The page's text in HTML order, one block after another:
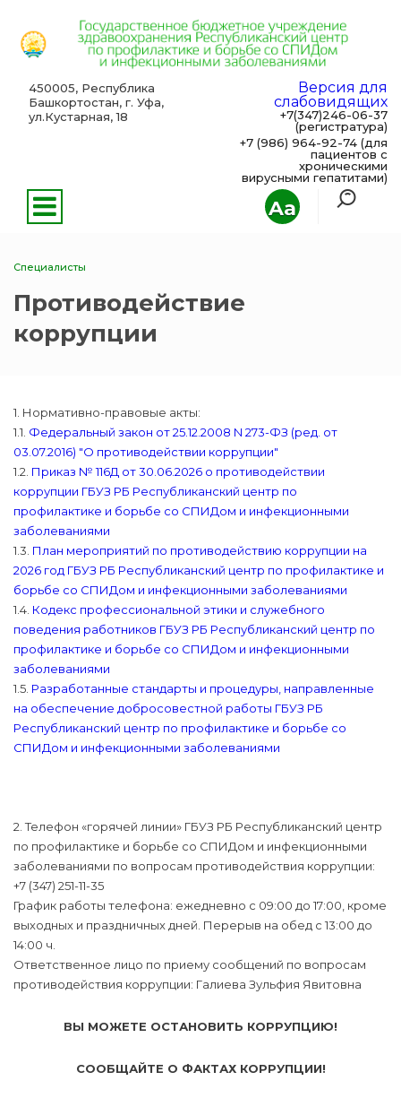
Aa
450005, Республика
Башкортостан, г. Уфа,
ул.Кустарная, 18
Версия для
слабовидящих
+7(347)246-06-37
(регистратура)
+7 (986) 964-92-74 (для
пациентов с
хроническими
вирусными гепатитами)
Специалисты
Противодействие
коррупции
1. Нормативно-правовые акты:
1.1. Федеральный закон от 25.12.2008 N 273-ФЗ (ред. от
03.07.2016) "О противодействии коррупции"
1.2. Приказ № 116Д от 30.06.2026 о противодействии
коррупции ГБУЗ РБ Республиканский центр по
профилактике и борьбе со СПИДом и инфекционными
заболеваниями
1.3. План мероприятий по противодействию коррупции на
2026 год ГБУЗ РБ Республиканский центр по профилактике и
борьбе со СПИДом и инфекционными заболеваниями
1.4. Кодекс профессиональной этики и служебного
поведения работников ГБУЗ РБ Республиканский центр по
профилактике и борьбе со СПИДом и инфекционными
заболеваниями
1.5. Разработанные стандарты и процедуры, направленные
на обеспечение добросовестной работы ГБУЗ РБ
Республиканский центр по профилактике и борьбе со
СПИДом и инфекционными заболеваниями
2. Телефон «горячей линии» ГБУЗ РБ Республиканский центр
по профилактике и борьбе со СПИДом и инфекционными
заболеваниями по вопросам противодействия коррупции:
+7 (347) 251-11-35
График работы телефона: ежедневно с 09:00 до 17:00, кроме
выходных и праздничных дней. Перерыв на обед с 13:00 до
14:00 ч.
Ответственное лицо по приему сообщений по вопросам
противодействия коррупции: Галиева Зульфия Явитовна
ВЫ МОЖЕТЕ ОСТАНОВИТЬ КОРРУПЦИЮ!
СООБЩАЙТЕ О ФАКТАХ КОРРУПЦИИ!